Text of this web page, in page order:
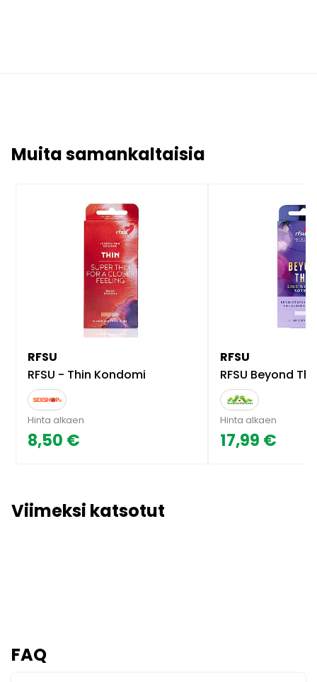
Muita samankaltaisia
RFSU
RFSU - Thin Kondomi
Hinta alkaen
8,50 €
RFSU
RFSU Beyond Thin -
Hinta alkaen
17,99 €
Viimeksi katsotut
FAQ